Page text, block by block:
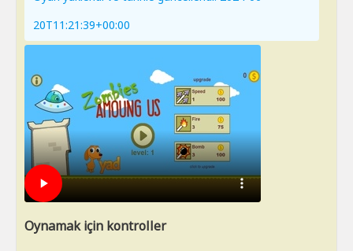
20T11:21:39+00:00
Oynamak için kontroller